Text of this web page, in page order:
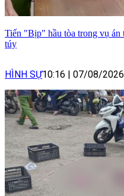
Tiến "Bịp" hầu tòa trong vụ án
túy
HÌNH SỰ10:16 07/08/2026